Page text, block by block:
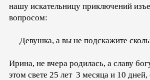
нашу искательницу приключений
вопросом:
— Девушка, а вы не подскажите
Ирина, не вчера родилась, а славу
этом свете 25 лет 3 месяца и 10 дней,